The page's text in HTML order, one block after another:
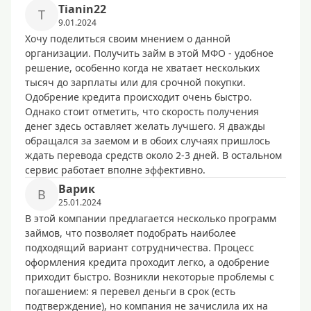
T Tianin22
9.01.2024
Хочу поделиться своим мнением о данной
организации. Получить займ в этой МФО - удобное
решение, особенно когда не хватает нескольких
тысяч до зарплаты или для срочной покупки.
Одобрение кредита происходит очень быстро.
Однако стоит отметить, что скорость получения
денег здесь оставляет желать лучшего. Я дважды
обращался за заемом и в обоих случаях пришлось
ждать перевода средств около 2-3 дней. В остальном
сервис работает вполне эффективно.
В Варик
25.01.2024
В этой компании предлагается несколько программ
займов, что позволяет подобрать наиболее
подходящий вариант сотрудничества. Процесс
оформления кредита проходит легко, а одобрение
приходит быстро. Возникли некоторые проблемы с
погашением: я перевел деньги в срок (есть
подтверждение), но компания не зачислила их на